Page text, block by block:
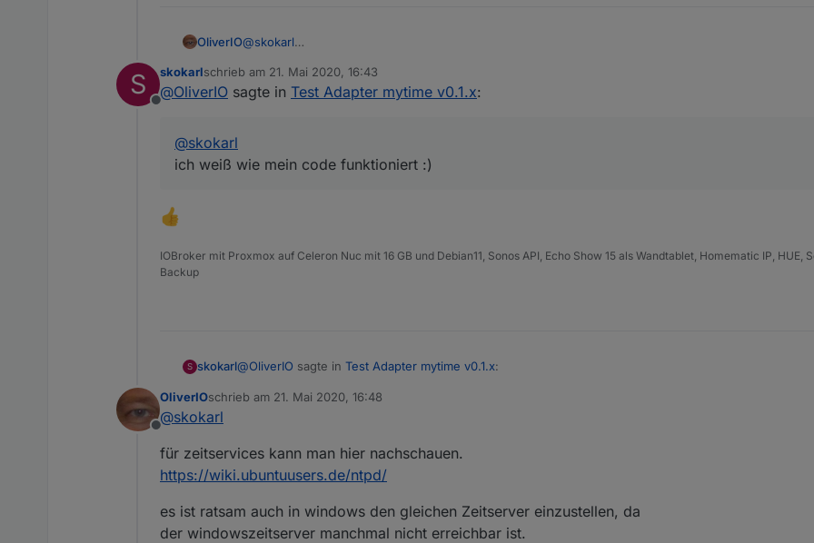
OliverIO@skokarl
S
Offline
skokarlschrieb am 21. Mai 2020, 16:43
zuletzt editiert von
@OliverIO sagte in Test Adapter mytime v0.1.x:
@skokarl
ich weiß wie mein code funktioniert :)
IOBroker mit Proxmox auf Celeron Nuc mit 16 GB und Debian11, Sonos API, Echo Show 15 als Wandtablet, Homematic IP, HUE,
Backup
S skokarl@OliverIO sagte in Test Adapter mytime v0.1.x:
Offline
OliverIOschrieb am 21. Mai 2020, 16:48
zuletzt editiert von
@skokarl
für zeitservices kann man hier nachschauen.
https://wiki.ubuntuusers.de/ntpd/
es ist ratsam auch in windows den gleichen Zeitserver einzustellen, da
der windowszeitserver manchmal nicht erreichbar ist.